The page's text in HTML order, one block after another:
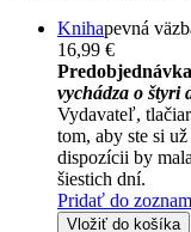
Knihapevná
16,99 €
vychádza o štyri
Vydavateľ,
tom, aby ste si
dispozícii by
šiestich dní.
Pridať do
Vložiť do košíka